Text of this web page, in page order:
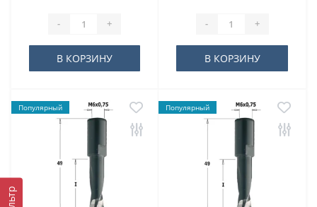
- +
В КОРЗИНУ
- +
В КОРЗИНУ
Популярный Популярный